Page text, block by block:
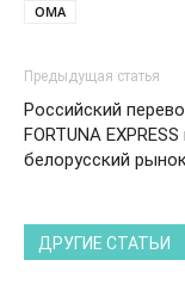
ОМА
Предыдущая статья
Российский
FORTUNA
белорусский рынок
ДРУГИЕ СТАТЬИ